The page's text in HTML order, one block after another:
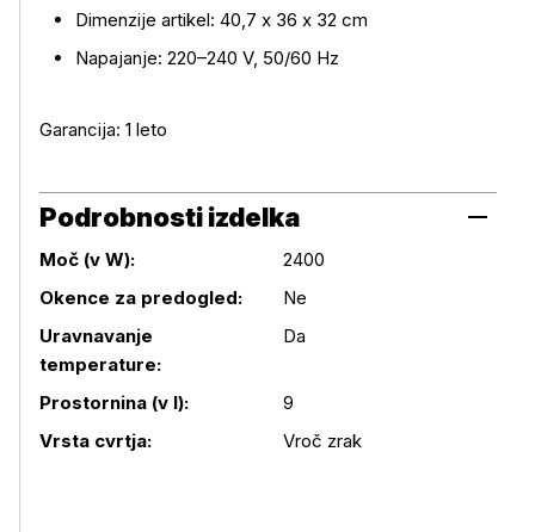
Dimenzije artikel: 40,7 x 36 x 32 cm
Napajanje: 220–240 V, 50/60 Hz
Garancija: 1 leto
Podrobnosti izdelka
Podrobnosti izdelka
Moč (v W):
2400
Okence za predogled:
Ne
Uravnavanje
temperature:
Da
Prostornina (v l):
9
Vrsta cvrtja:
Vroč zrak